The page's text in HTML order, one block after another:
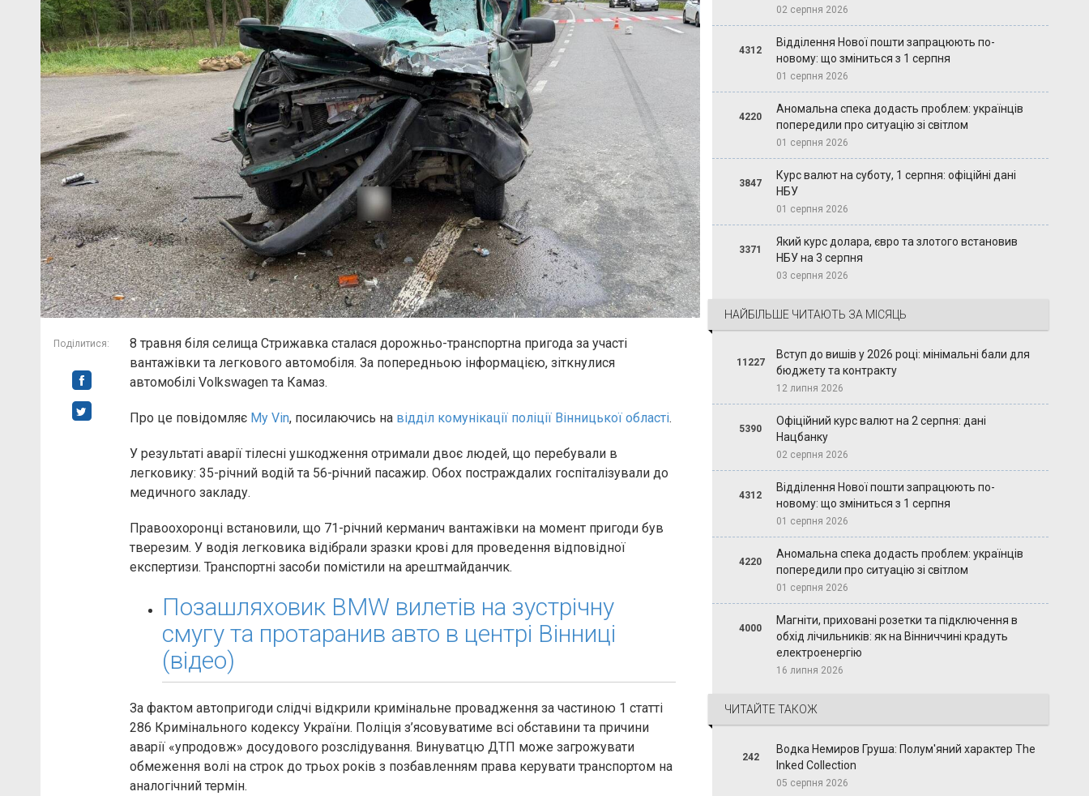
Поділитися:
8 травня біля селища Стрижавка сталася дорожньо-транспортна пригода за участі
вантажівки та легкового автомобіля. За попередньою інформацією, зіткнулися
автомобілі Volkswagen та Камаз.
Про це повідомляє My Vin, посилаючись на відділ комунікації поліції Вінницької області.
У результаті аварії тілесні ушкодження отримали двоє людей, що перебували в
легковику: 35-річний водій та 56-річний пасажир. Обох постраждалих госпіталізували до
медичного закладу.
Правоохоронці встановили, що 71-річний керманич вантажівки на момент пригоди був
тверезим. У водія легковика відібрали зразки крові для проведення відповідної
експертизи. Транспортні засоби помістили на арештмайданчик.
Позашляховик BMW вилетів на зустрічну
смугу та протаранив авто в центрі Вінниці
(відео)
За фактом автопригоди слідчі відкрили кримінальне провадження за частиною 1 статті
286 Кримінального кодексу України. Поліція з’ясовуватиме всі обставини та причини
аварії «упродовж» досудового розслідування. Винуватцю ДТП може загрожувати
обмеження волі на строк до трьох років з позбавленням права керувати транспортом на
аналогічний термін.
02 серпня 2026
4312
Відділення Нової пошти запрацюють по-
новому: що зміниться з 1 серпня
01 серпня 2026
4220
Аномальна спека додасть проблем: українців
попередили про ситуацію зі світлом
01 серпня 2026
3847
Курс валют на суботу, 1 серпня: офіційні дані
НБУ
01 серпня 2026
3371
Який курс долара, євро та злотого встановив
НБУ на 3 серпня
03 серпня 2026
НАЙБІЛЬШЕ ЧИТАЮТЬ ЗА МІСЯЦЬ
11227
Вступ до вишів у 2026 році: мінімальні бали для
бюджету та контракту
12 липня 2026
5390
Офіційний курс валют на 2 серпня: дані
Нацбанку
02 серпня 2026
4312
Відділення Нової пошти запрацюють по-
новому: що зміниться з 1 серпня
01 серпня 2026
4220
Аномальна спека додасть проблем: українців
попередили про ситуацію зі світлом
01 серпня 2026
4000
Магніти, приховані розетки та підключення в
обхід лічильників: як на Вінниччині крадуть
електроенергію
16 липня 2026
ЧИТАЙТЕ ТАКОЖ
242
Водка Немиров Груша: Полум'яний характер The
Inked Collection
05 серпня 2026